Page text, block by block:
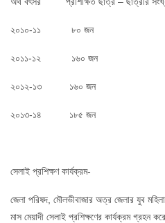
২০১০-১১ ৮০ জন
২০১১-১২ ১৬০ জন
২০১২-১৩ ১৬০ জন
২০১৩-১৪ ১৮৫ জন
সেলাই প্রশিক্ষণ কার্যক্রম-
জেলা পরিষদ, মৌলভীবাজার অত্র জেলার যুব
মাস মেয়াদী সেলাই প্রশিক্ষণের কার্যক্রম গ্রহন